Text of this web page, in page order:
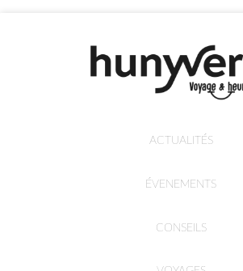
ACTUALITÉS
ÉVENEMENTS
CONSEILS